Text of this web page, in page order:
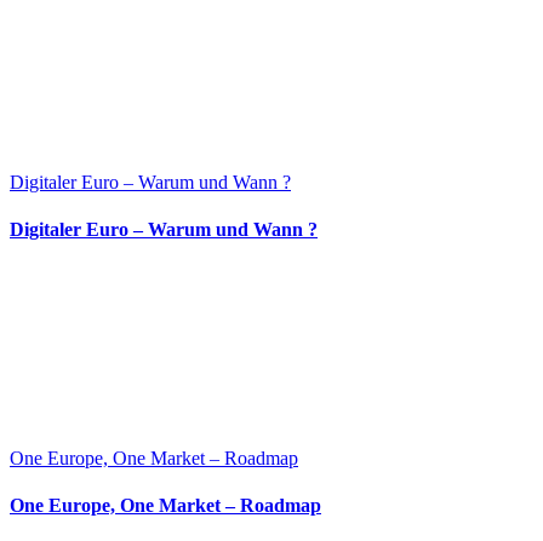
Digitaler Euro – Warum und Wann ?
Digitaler Euro – Warum und Wann ?
One Europe, One Market – Roadmap
One Europe, One Market – Roadmap